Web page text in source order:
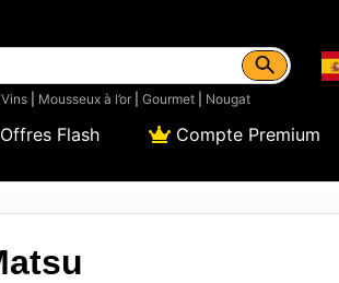
Vins| Mousseux à l’or| Gourmet| Nougat
Flash Compte Premium